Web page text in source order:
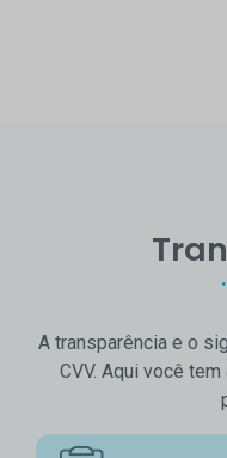
A transparência e o
CVV. Aqui você